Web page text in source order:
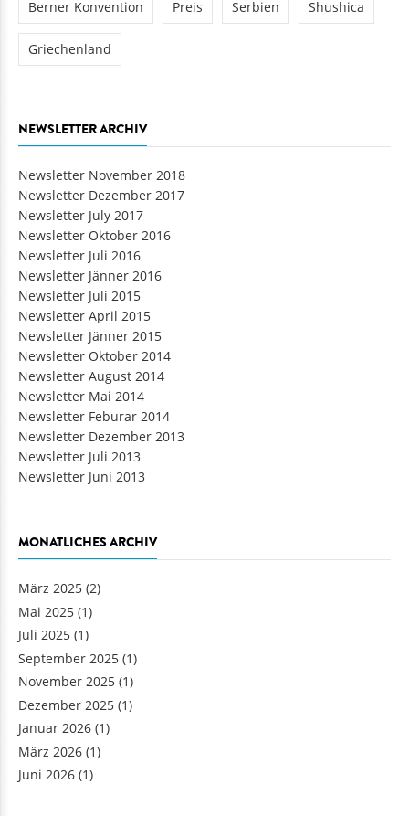
Berner Konvention Preis Serbien Shushica
Griechenland
NEWSLETTER ARCHIV
Newsletter November 2018
Newsletter Dezember 2017
Newsletter July 2017
Newsletter Oktober 2016
Newsletter Juli 2016
Newsletter Jänner 2016
Newsletter Juli 2015
Newsletter April 2015
Newsletter Jänner 2015
Newsletter Oktober 2014
Newsletter August 2014
Newsletter Mai 2014
Newsletter Feburar 2014
Newsletter Dezember 2013
Newsletter Juli 2013
Newsletter Juni 2013
MONATLICHES ARCHIV
März 2025 (2)
Mai 2025 (1)
Juli 2025 (1)
September 2025 (1)
November 2025 (1)
Dezember 2025 (1)
Januar 2026 (1)
März 2026 (1)
Juni 2026 (1)